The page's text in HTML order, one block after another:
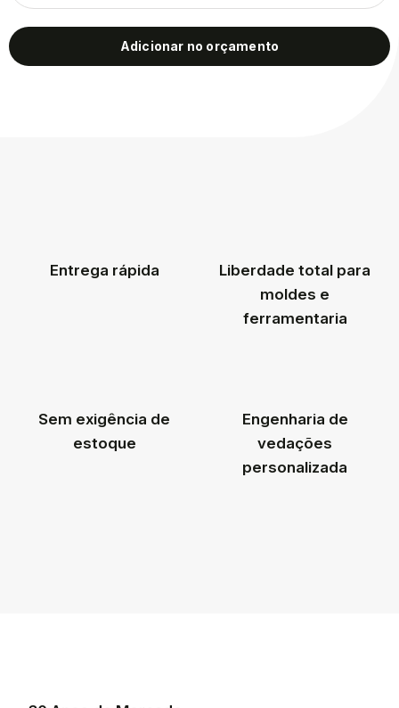
Adicionar no orçamento
Entrega rápida
Liberdade total para
moldes e
ferramentaria
Sem exigência de
estoque
Engenharia de
vedações
personalizada